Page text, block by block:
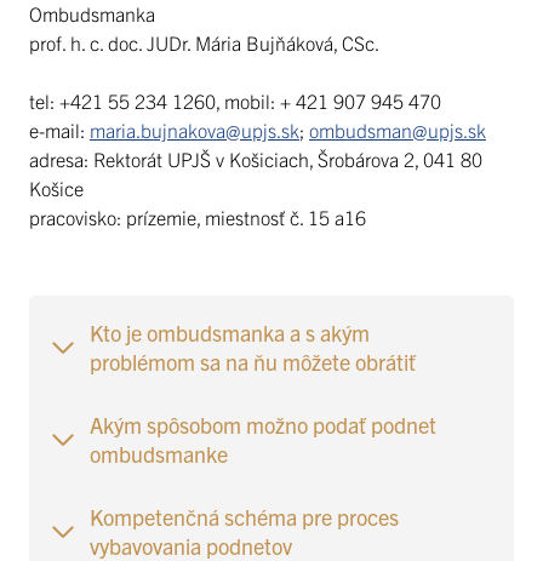
Ombudsmanka
prof. h. c. doc. JUDr. Mária Bujňáková, CSc.
tel: +421 55 234 1260, mobil: + 421 907 945 470
e-mail: maria.bujnakova@upjs.sk; ombudsman@upjs.sk
adresa: Rektorát UPJŠ v Košiciach, Šrobárova 2, 041 80
Košice
pracovisko: prízemie, miestnosť č. 15 a16
Kto je ombudsmanka a s akým
problémom sa na ňu môžete obrátiť
Akým spôsobom možno podať podnet
ombudsmanke
Kompetenčná schéma pre proces
vybavovania podnetov